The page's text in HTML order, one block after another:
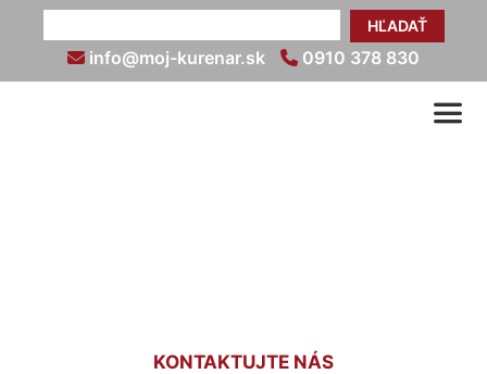
HĽADAŤ
info@moj-kurenar.sk 0910 378 830
KONTAKTUJTE NÁS